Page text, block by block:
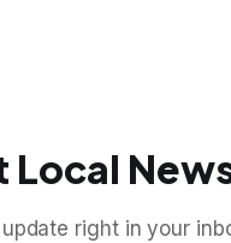
right in your